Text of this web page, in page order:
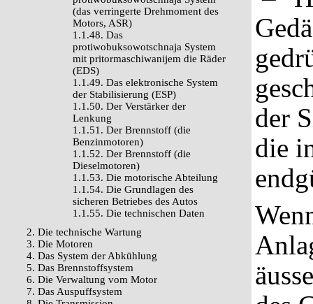
(das verringerte Drehmoment des
Motors, ASR)
1.1.48. Das
protiwobuksowotschnaja System
mit pritormaschiwanijem die Räder
(EDS)
1.1.49. Das elektronische System
der Stabilisierung (ESP)
1.1.50. Der Verstärker der
Lenkung
1.1.51. Der Brennstoff (die
Benzinmotoren)
1.1.52. Der Brennstoff (die
Dieselmotoren)
1.1.53. Die motorische Abteilung
1.1.54. Die Grundlagen des
sicheren Betriebes des Autos
1.1.55. Die technischen Daten
2. Die technische Wartung
3. Die Motoren
4. Das System der Abkühlung
5. Das Brennstoffsystem
6. Die Verwaltung vom Motor
7. Das Auspuffsystem
der
die